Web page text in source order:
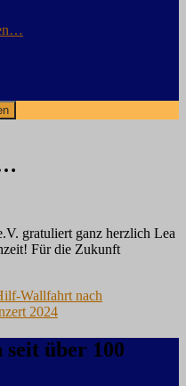
gratuliert ganz herzlich Lea
Für die Zukunft
Wallfahrt nach
2024
über 100